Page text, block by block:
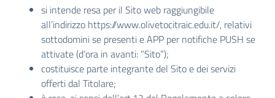
si intende resa per il Sito web raggiungibile
all’indirizzo https://www.olivetocitraic.edu.it/, relativi
sottodomini se presenti e APP per notifiche PUSH se
attivate (d’ora in avanti: “Sito”);
costituisce parte integrante del Sito e dei servizi
offerti dal Titolare;